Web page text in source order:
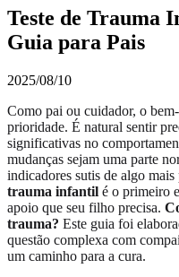
Teste de Trauma
Guia para Pais
2025/08/10
Como pai ou cuidador, o
prioridade. É natural sentir
significativas no
mudanças sejam uma parte
indicadores sutis de algo
trauma infantil é o primeiro
apoio que seu filho precisa.
trauma? Este guia foi
questão complexa com
um caminho para a cura.